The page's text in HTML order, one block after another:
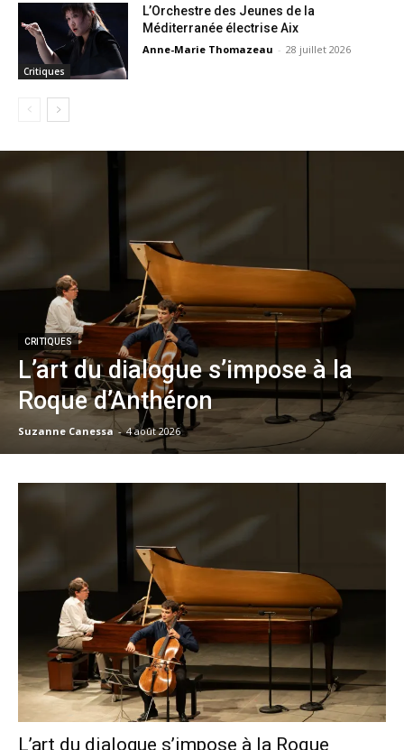
Critiques
L’Orchestre des Jeunes de la
Méditerranée électrise Aix
Anne-Marie Thomazeau - 28 juillet 2026
CRITIQUES
L’art du dialogue s’impose à la
Roque d’Anthéron
Suzanne Canessa - 4 août 2026
L’art du dialogue s’impose à la Roque